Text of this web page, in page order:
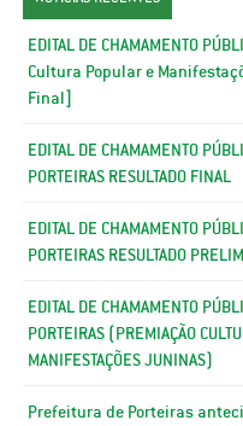
EDITAL DE CHAMAMENTO
Cultura Popular e
Final]
EDITAL DE CHAMAMENTO
PORTEIRAS RESULTADO FINAL
EDITAL DE CHAMAMENTO
PORTEIRAS RESULTADO
EDITAL DE CHAMAMENTO
PORTEIRAS (PREMIAÇÃO
MANIFESTAÇÕES JUNINAS)
Prefeitura de Porteiras